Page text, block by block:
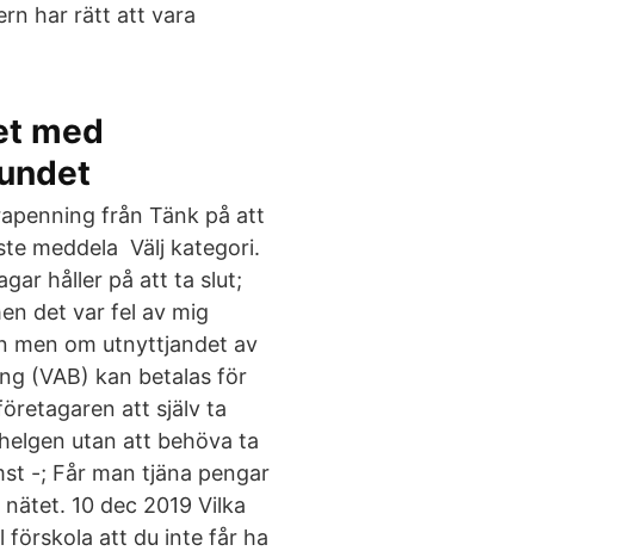
har rätt att vara
med
från Tänk på att
meddela Välj kategori.
håller på att ta slut;
det var fel av mig
men om utnyttjandet av
(VAB) kan betalas för
att själv ta
utan att behöva ta
-; Får man tjäna pengar
10 dec 2019 Vilka
förskola att du inte får ha